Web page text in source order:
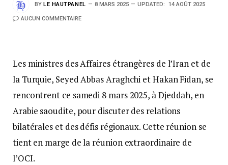
BY LE HAUTPANEL 8 MARS 2025 UPDATED: 14 AOÛT 2025
AUCUN COMMENTAIRE
Les ministres des Affaires étrangères de l’Iran et de
la Turquie, Seyed Abbas Araghchi et Hakan Fidan, se
rencontrent ce samedi 8 mars 2025, à Djeddah, en
Arabie saoudite, pour discuter des relations
bilatérales et des défis régionaux. Cette réunion se
tient en marge de la réunion extraordinaire de
l’OCI.